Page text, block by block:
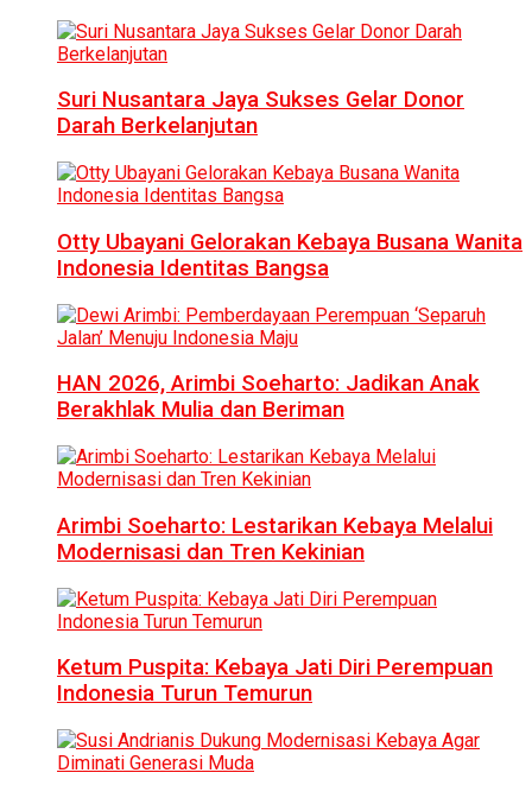
Suri Nusantara Jaya Sukses Gelar Donor
Darah Berkelanjutan
Otty Ubayani Gelorakan Kebaya Busana Wanita
Indonesia Identitas Bangsa
HAN 2026, Arimbi Soeharto: Jadikan Anak
Berakhlak Mulia dan Beriman
Arimbi Soeharto: Lestarikan Kebaya Melalui
Modernisasi dan Tren Kekinian
Ketum Puspita: Kebaya Jati Diri Perempuan
Indonesia Turun Temurun